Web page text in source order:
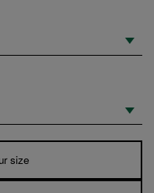
size